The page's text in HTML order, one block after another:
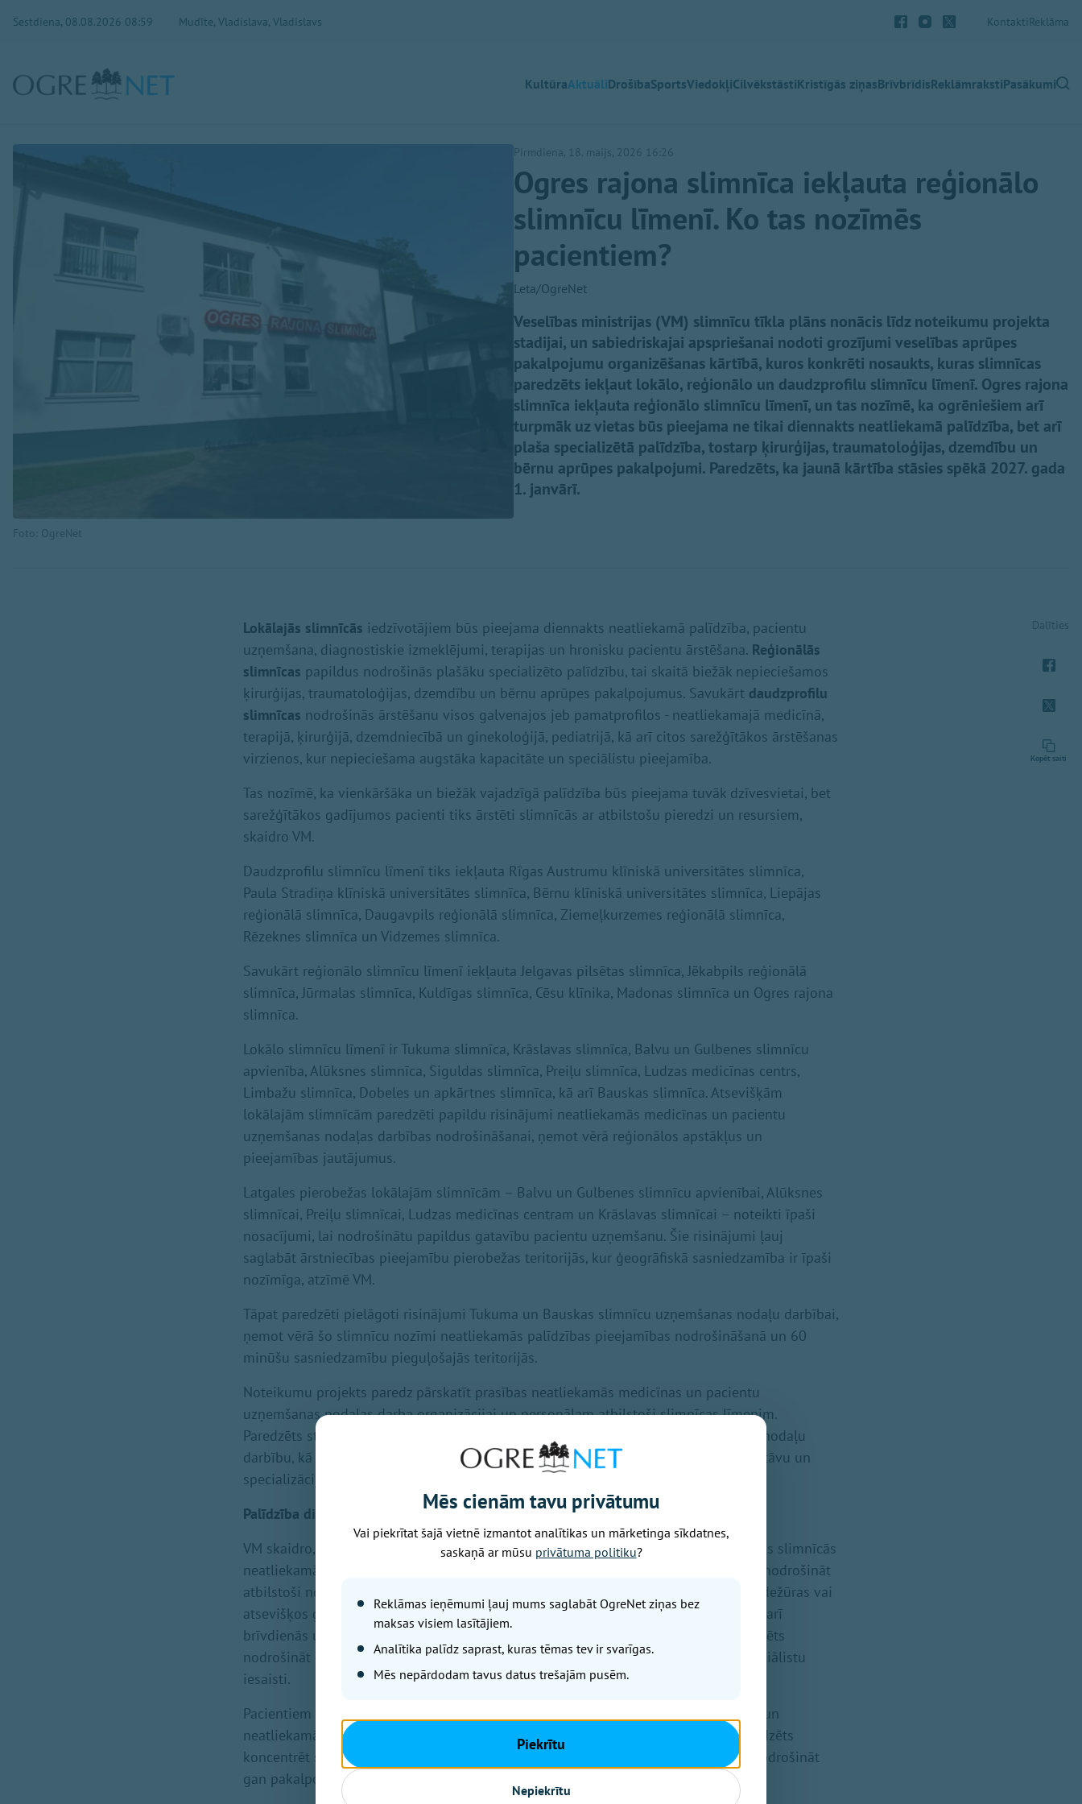
Sestdiena, 08.08.2026 08:59 Mudīte, Vladislava, Vladislavs KontaktiReklāma
KultūraAktuāliDrošībaSportsViedokļiCilvēkstāstiKristīgās ziņasBrīvbrīdisReklāmrakstiPasākumi
Foto: OgreNet
Pirmdiena, 18. maijs, 2026 16:26
Ogres rajona slimnīca iekļauta reģionālo
slimnīcu līmenī. Ko tas nozīmēs
pacientiem?
Leta/OgreNet
Veselības ministrijas (VM) slimnīcu tīkla plāns nonācis līdz noteikumu projekta
stadijai, un sabiedriskajai apspriešanai nodoti grozījumi veselības aprūpes
pakalpojumu organizēšanas kārtībā, kuros konkrēti nosaukts, kuras slimnīcas
paredzēts iekļaut lokālo, reģionālo un daudzprofilu slimnīcu līmenī. Ogres rajona
slimnīca iekļauta reģionālo slimnīcu līmenī, un tas nozīmē, ka ogrēniešiem arī
turpmāk uz vietas būs pieejama ne tikai diennakts neatliekamā palīdzība, bet arī
plaša specializētā palīdzība, tostarp ķirurģijas, traumatoloģijas, dzemdību un
bērnu aprūpes pakalpojumi. Paredzēts, ka jaunā kārtība stāsies spēkā 2027. gada
1. janvārī.
Lokālajās slimnīcās iedzīvotājiem būs pieejama diennakts neatliekamā palīdzība, pacientu
uzņemšana, diagnostiskie izmeklējumi, terapijas un hronisku pacientu ārstēšana. Reģionālās
slimnīcas papildus nodrošinās plašāku specializēto palīdzību, tai skaitā biežāk nepieciešamos
ķirurģijas, traumatoloģijas, dzemdību un bērnu aprūpes pakalpojumus. Savukārt daudzprofilu
slimnīcas nodrošinās ārstēšanu visos galvenajos jeb pamatprofilos - neatliekamajā medicīnā,
terapijā, ķirurģijā, dzemdniecībā un ginekoloģijā, pediatrijā, kā arī citos sarežģītākos ārstēšanas
virzienos, kur nepieciešama augstāka kapacitāte un speciālistu pieejamība.
Tas nozīmē, ka vienkāršāka un biežāk vajadzīgā palīdzība būs pieejama tuvāk dzīvesvietai, bet
sarežģītākos gadījumos pacienti tiks ārstēti slimnīcās ar atbilstošu pieredzi un resursiem,
skaidro VM.
Daudzprofilu slimnīcu līmenī tiks iekļauta Rīgas Austrumu klīniskā universitātes slimnīca,
Paula Stradiņa klīniskā universitātes slimnīca, Bērnu klīniskā universitātes slimnīca, Liepājas
reģionālā slimnīca, Daugavpils reģionālā slimnīca, Ziemeļkurzemes reģionālā slimnīca,
Rēzeknes slimnīca un Vidzemes slimnīca.
Savukārt reģionālo slimnīcu līmenī iekļauta Jelgavas pilsētas slimnīca, Jēkabpils reģionālā
slimnīca, Jūrmalas slimnīca, Kuldīgas slimnīca, Cēsu klīnika, Madonas slimnīca un Ogres rajona
slimnīca.
Lokālo slimnīcu līmenī ir Tukuma slimnīca, Krāslavas slimnīca, Balvu un Gulbenes slimnīcu
apvienība, Alūksnes slimnīca, Siguldas slimnīca, Preiļu slimnīca, Ludzas medicīnas centrs,
Limbažu slimnīca, Dobeles un apkārtnes slimnīca, kā arī Bauskas slimnīca. Atsevišķām
lokālajām slimnīcām paredzēti papildu risinājumi neatliekamās medicīnas un pacientu
uzņemšanas nodaļas darbības nodrošināšanai, ņemot vērā reģionālos apstākļus un
pieejamības jautājumus.
Latgales pierobežas lokālajām slimnīcām – Balvu un Gulbenes slimnīcu apvienībai, Alūksnes
slimnīcai, Preiļu slimnīcai, Ludzas medicīnas centram un Krāslavas slimnīcai – noteikti īpaši
nosacījumi, lai nodrošinātu papildus gatavību pacientu uzņemšanu. Šie risinājumi ļauj
saglabāt ārstniecības pieejamību pierobežas teritorijās, kur ģeogrāfiskā sasniedzamība ir īpaši
nozīmīga, atzīmē VM.
Tāpat paredzēti pielāgoti risinājumi Tukuma un Bauskas slimnīcu uzņemšanas nodaļu darbībai,
ņemot vērā šo slimnīcu nozīmi neatliekamās palīdzības pieejamības nodrošināšanā un 60
minūšu sasniedzamību pieguļošajās teritorijās.
Noteikumu projekts paredz pārskatīt prasības neatliekamās medicīnas un pacientu
uzņemšanas nodaļas darba organizācijai un personālam atbilstoši slimnīcas līmenim.
Paredzēts stiprināt neatliekamās medicīniskās palīdzības un pacientu uzņemšanas nodaļu
darbību, kā arī precizēt prasības personālam, nosakot minimālo dežūrpersonāla sastāvu un
specializāciju katrā slimnīcā.
Palīdzība diennakts režīmā
VM skaidro, ka visās slimnīcās palīdzība tiks nodrošināta diennakts režīmā. Lokālajās slimnīcās
neatliekamās medicīnas un pacientu uzņemšanas nodaļā ārsta pieejamību plānots nodrošināt
atbilstoši noteiktajam slimnīcas profilam un pacientu plūsmai, paredzot diennakts dežūras vai
atsevišķos gadījumos internista vai ķirurga darbu darbdienās no plkst. 8 līdz 20, kā arī
brīvdienās un svētku dienās no plkst. 8 līdz 20. Pārējā laikā ārsta pieejamību paredzēts
nodrošināt dežūrrežīmā, ārstniecības procesu organizējot ar slimnīcā pieejamo speciālistu
iesaisti.
Pacientiem būs pieejami pamata izmeklējumi, tai skaitā radioloģiskie izmeklējumi, un
neatliekamā aprūpe arī attālākos reģionos. Vienlaikus sarežģītākus gadījumus paredzēts
koncentrēt slimnīcās ar lielāku kapacitāti. VM ieskatā, šāda pieeja ļaus vienlaikus nodrošināt
gan pakalpojumu pieejamību, gan kvalitāti.
Dalīties
Kopēt saiti
Mēs cienām tavu privātumu
Vai piekrītat šajā vietnē izmantot analītikas un mārketinga sīkdatnes,
saskaņā ar mūsu privātuma politiku?
Reklāmas ieņēmumi ļauj mums saglabāt OgreNet ziņas bez
maksas visiem lasītājiem.
Analītika palīdz saprast, kuras tēmas tev ir svarīgas.
Mēs nepārdodam tavus datus trešajām pusēm.
Piekrītu
Nepiekrītu